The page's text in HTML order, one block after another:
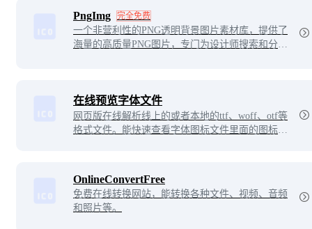
PngImg 完全免费
一个非营利性的PNG透明背景图片素材库，提供了
海量的高质量PNG图片，专门为设计师搜索和分享
在线预览字体文件
网页版在线解析线上的或者本地的ttf、woff、otf等
格式文件。能快速查看字体图标文件里面的图标样
OnlineConvertFree
免费在线转换网站，能转换各种文件、视频、音频
和照片等。